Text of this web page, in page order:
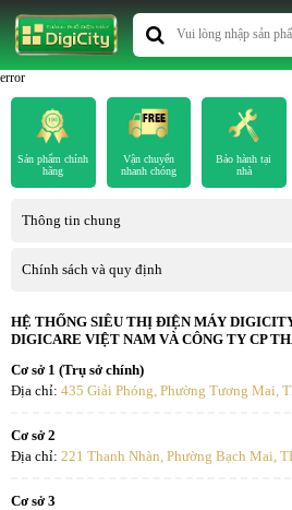
error
Sản phẩm chính
hãng
Vận chuyển
nhanh chóng
Bảo hành tại
nhà
Thông tin chung
Chính sách và quy định
HỆ THỐNG SIÊU THỊ ĐIỆN MÁY
DIGICARE VIỆT NAM VÀ CÔNG TY CP
Cơ sở 1 (Trụ sở chính)
Địa chỉ: 435 Giải Phóng, Phường Tương Mai,
Cơ sở 2
Địa chỉ: 221 Thanh Nhàn, Phường Bạch Mai,
Cơ sở 3